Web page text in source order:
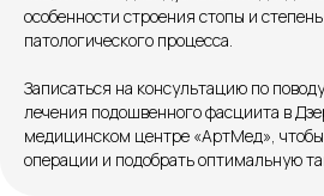
особенности строения стопы и
патологического процесса.
Записаться на консультацию по
лечения подошвенного фасциита в
медицинском центре «АртМед»,
операции и подобрать оптимальную
Сб. — с 08:00 до 18:00
Вс. — с 08:00 до 15:00
Розыгрыши и актуальные новости
Подписывайся